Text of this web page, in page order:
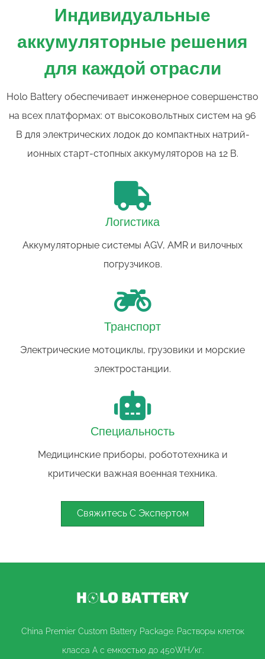
Индивидуальные
аккумуляторные решения
для каждой отрасли
Holo Battery обеспечивает инженерное совершенство
на всех платформах: от высоковольтных систем на 96
В для электрических лодок до компактных натрий-
ионных старт-стопных аккумуляторов на 12 В.
Логистика
Аккумуляторные системы AGV, AMR и вилочных
погрузчиков.
Транспорт
Электрические мотоциклы, грузовики и морские
электростанции.
Специальность
Медицинские приборы, робототехника и
критически важная военная техника.
Свяжитесь С Экспертом
China Premier Custom Battery Package. Растворы клеток
класса A с емкостью до 450WH/кг.